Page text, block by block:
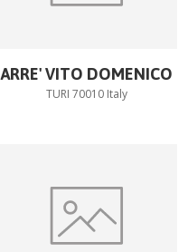
ARRE' VITO DOMENICO
TURI 70010 Italy